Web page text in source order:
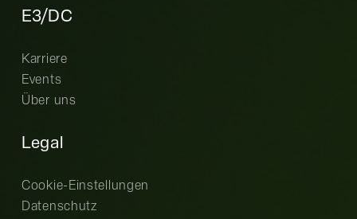
E3/DC
Karriere
Events
Über uns
Legal
Cookie-Einstellungen
Datenschutz